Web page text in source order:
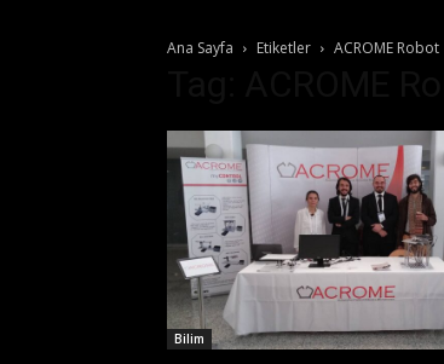
Ana Sayfa Etiketler ACROME Robot
Bilim